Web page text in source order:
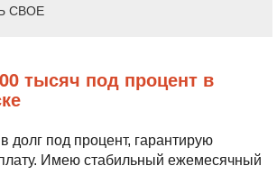
СВОЕ
долг под процент, гарантирую
Имею стабильный ежемесячный